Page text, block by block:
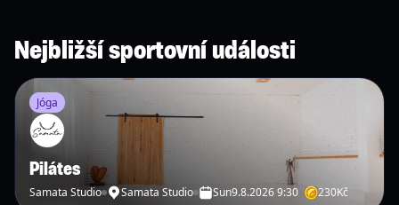
Nejbližší sportovní události
Jóga
Pilátes
Samata Studio Samata Studio Sun9.8.2026 9:30 230Kč